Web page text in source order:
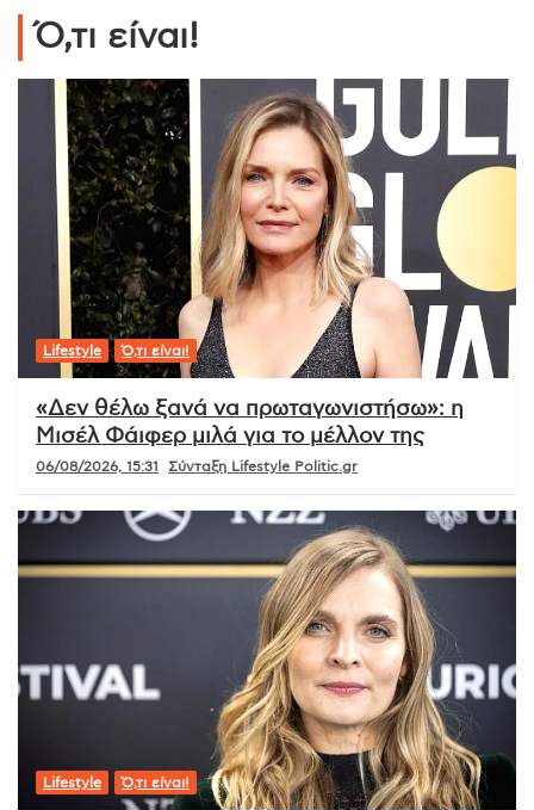
Ό,τι είναι!
Lifestyle Ό,τι είναι!
«Δεν θέλω ξανά να πρωταγωνιστήσω»: η
Μισέλ Φάιφερ μιλά για το μέλλον της
06/08/2026, 15:31 Σύνταξη Lifestyle Politic.gr
Lifestyle Ό,τι είναι!